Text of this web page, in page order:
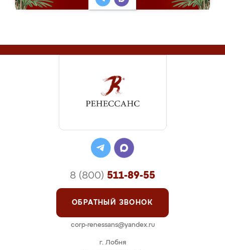
г. Лобня
8 (800) 511-89-55
ОБРАТНЫЙ ЗВОНОК
corp-renessans@yandex.ru